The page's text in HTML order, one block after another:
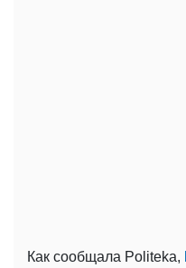
Как сообщала Politeka,